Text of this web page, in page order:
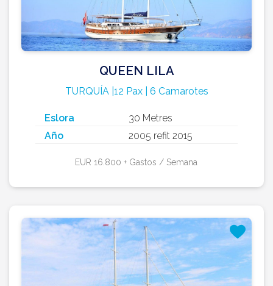
QUEEN LILA
TURQUÍA |12 Pax | 6 Camarotes
Eslora
30 Metres
Año
2005 refit 2015
EUR 16.800 + Gastos / Semana